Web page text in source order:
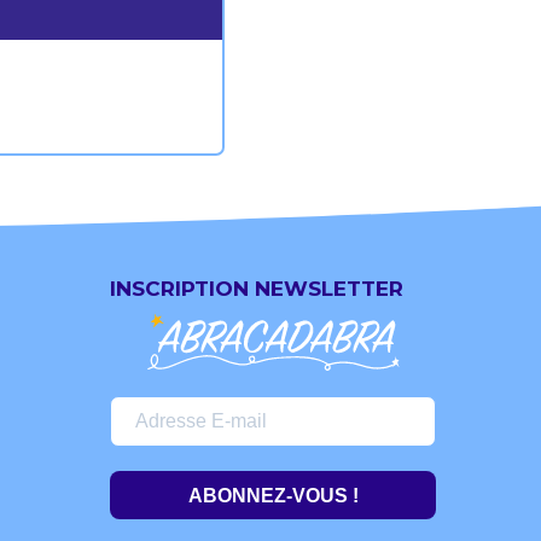
INSCRIPTION NEWSLETTER
ABONNEZ-VOUS !